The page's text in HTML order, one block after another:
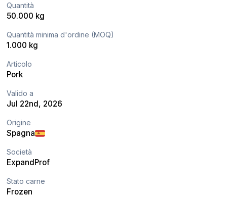
Quantità
50.000 kg
Quantità minima d'ordine (MOQ)
1.000 kg
Articolo
Pork
Valido a
Jul 22nd, 2026
Origine
Spagna
Società
ExpandProf
Stato carne
Frozen